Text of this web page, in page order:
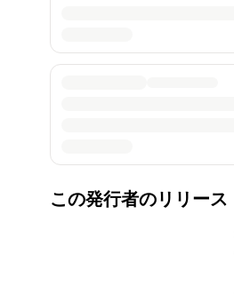
この発行者のリリース